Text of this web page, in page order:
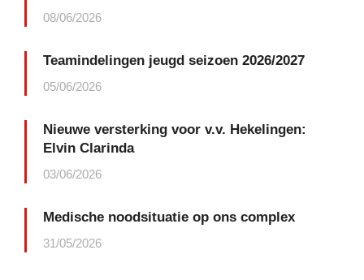
08/06/2026
Teamindelingen jeugd seizoen 2026/2027
05/06/2026
Nieuwe versterking voor v.v. Hekelingen:
Elvin Clarinda
03/06/2026
Medische noodsituatie op ons complex
31/05/2026